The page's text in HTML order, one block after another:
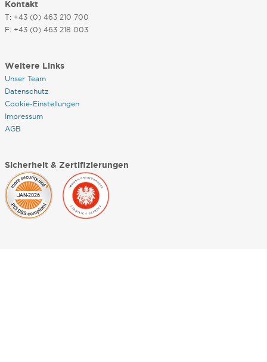
Kontakt
T: +43 (0) 463 210 700
F: +43 (0) 463 218 003
Weitere Links
Unser Team
Datenschutz
Cookie-Einstellungen
Impressum
AGB
Sicherheit & Zertifizierungen